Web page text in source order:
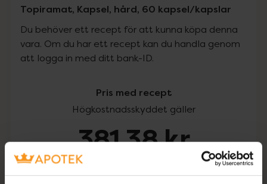
Topiramat, Kapsel, hård, 60 kapsel/kapslar
Du behöver ett recept för att kunna köpa denna
vara. Om du har ett recept kan du handla genom
att logga in med ditt bank-ID.
Pris med recept
Högkostnadsskyddet gäller
381,38 kr